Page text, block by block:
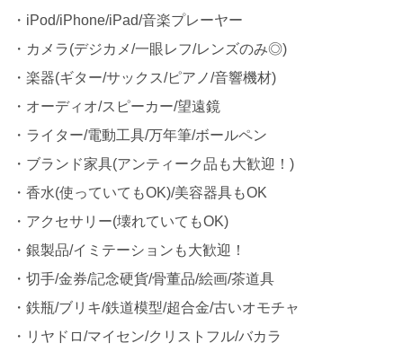
・iPod/iPhone/iPad/音楽プレーヤー
・カメラ(デジカメ/一眼レフ/レンズのみ◎)
・楽器(ギター/サックス/ピアノ/音響機材)
・オーディオ/スピーカー/望遠鏡
・ライター/電動工具/万年筆/ボールペン
・ブランド家具(アンティーク品も大歓迎！)
・香水(使っていてもOK)/美容器具もOK
・アクセサリー(壊れていてもOK)
・銀製品/イミテーションも大歓迎！
・切手/金券/記念硬貨/骨董品/絵画/茶道具
・鉄瓶/ブリキ/鉄道模型/超合金/古いオモチャ
・リヤドロ/マイセン/クリストフル/バカラ